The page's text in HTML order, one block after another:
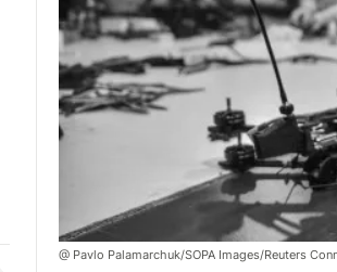
@ Pavlo Palamarchuk/SOPA Images/Reuters